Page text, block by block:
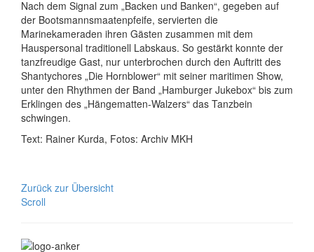
Nach dem Signal zum „Backen und Banken“, gegeben auf
der Bootsmannsmaatenpfeife, servierten die
Marinekameraden ihren Gästen zusammen mit dem
Hauspersonal traditionell Labskaus. So gestärkt konnte der
tanzfreudige Gast, nur unterbrochen durch den Auftritt des
Shantychores „Die Hornblower“ mit seiner maritimen Show,
unter den Rhythmen der Band „Hamburger Jukebox“ bis zum
Erklingen des „Hängematten-Walzers“ das Tanzbein
schwingen.
Text: Rainer Kurda, Fotos: Archiv MKH
Zurück zur Übersicht
Scroll